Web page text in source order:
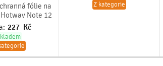
fólie na
Note 12
227 Kč
Z kategorie